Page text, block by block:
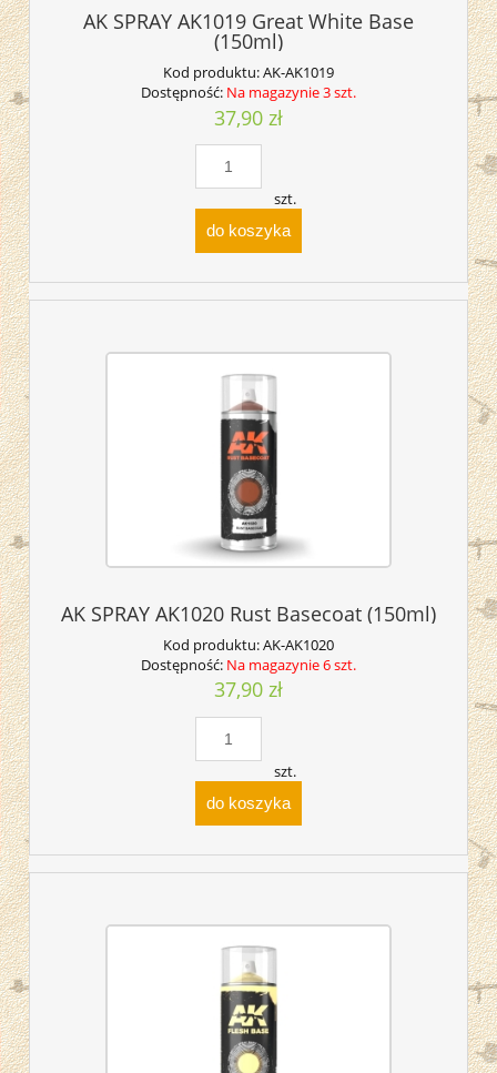
AK SPRAY AK1019 Great White Base
(150ml)
Kod produktu:AK-AK1019
Dostępność: Na magazynie 3 szt.
37,90 zł
szt.
do koszyka
AK SPRAY AK1020 Rust Basecoat (150ml)
Kod produktu:AK-AK1020
Dostępność: Na magazynie 6 szt.
37,90 zł
szt.
do koszyka